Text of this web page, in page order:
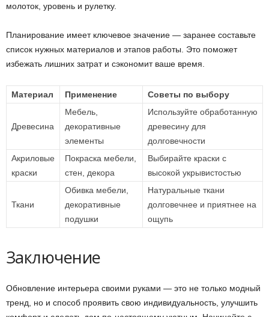
молоток, уровень и рулетку.
Планирование имеет ключевое значение — заранее составьте
список нужных материалов и этапов работы. Это поможет
избежать лишних затрат и сэкономит ваше время.
Материал Применение Советы по выбору
Древесина
Мебель,
декоративные
элементы
Используйте обработанную
древесину для
долговечности
Акриловые
краски
Покраска мебели,
стен, декора
Выбирайте краски с
высокой укрывистостью
Ткани
Обивка мебели,
декоративные
подушки
Натуральные ткани
долговечнее и приятнее на
ощупь
Заключение
Обновление интерьера своими руками — это не только модный
тренд, но и способ проявить свою индивидуальность, улучшить